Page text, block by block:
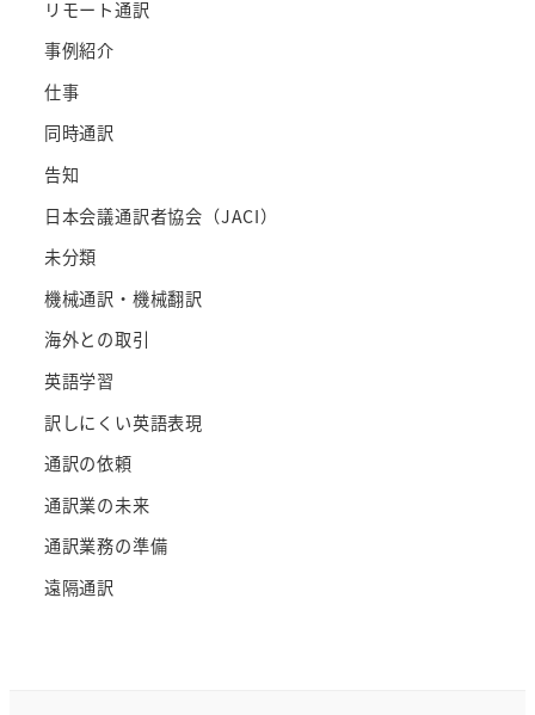
リモート通訳
事例紹介
仕事
同時通訳
告知
日本会議通訳者協会（JACI）
未分類
機械通訳・機械翻訳
海外との取引
英語学習
訳しにくい英語表現
通訳の依頼
通訳業の未来
通訳業務の準備
遠隔通訳